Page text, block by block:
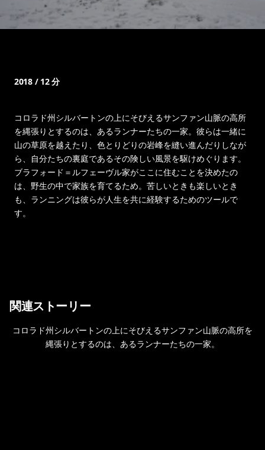
2018 / 12 分
コロラド州シルバートンの上にそびえるサンファン山脈の高所
を縄張りとするのは、あるランナーたちの一家。彼らは一緒に
山の草原を越えたり、色とりどりの岩峰を縫い進んだりしなが
ら、自分たちの裏庭であるその険しい風景を駆けめぐります。
ブラフォード＝ルフェーヴル家がここに住むことを決めたの
は、野生の中で家族を育てるため。苦しいときも楽しいとき
も、ランニングは彼らが人生を共に経験するためのツールで
す。
関連ストーリー
コロラド州シルバートンの上にそびえるサンファン山脈の高所を
縄張りとするのは、あるランナーたちの一家。